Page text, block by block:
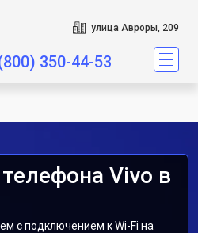
улица Авроры, 209
350-44-53
Vivo в
с подключением к Wi-Fi на